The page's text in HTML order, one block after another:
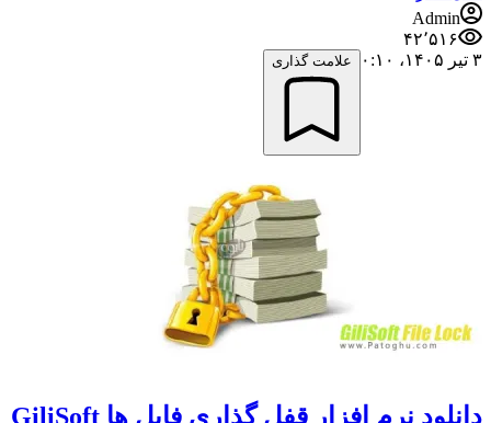
Admin
۴۲٬۵۱۶
۳ تیر ۱۴۰۵،‏ ۰:۱۰
علامت گذاری
دانلود نرم افزار قفل گذاری فایل ها GiliSoft